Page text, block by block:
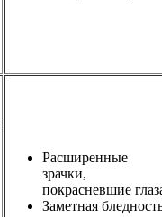
Расширенные
зрачки,
покрасневшие
Заметная